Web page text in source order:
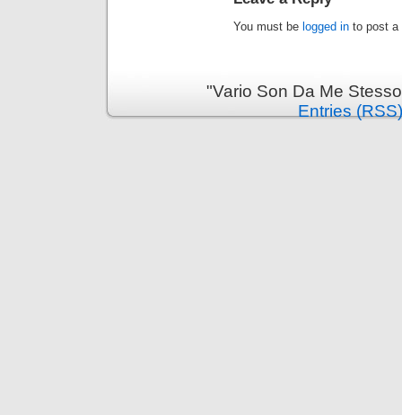
You must be logged in to post a
"Vario Son Da Me
Entries (RSS)